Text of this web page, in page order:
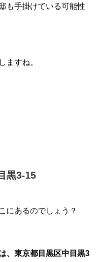
も手掛けている可能性
ますね。
黒3-15
にあるのでしょう？
、東京都目黒区中目黒3